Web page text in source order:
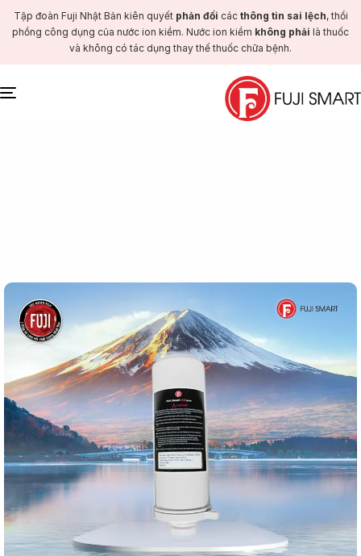
Tập đoàn Fuji Nhật Bản kiên quyết phản đối các thông tin sai lệch, thổi
phồng công dụng của nước ion kiềm. Nước ion kiềm không phải là thuốc
và không có tác dụng thay thế thuốc chữa bệnh.
Toggle